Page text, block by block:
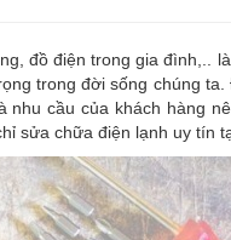
đồ điện trong gia đình,..
trong đời sống chúng
cầu của khách hàng
sửa chữa điện lạnh uy tín